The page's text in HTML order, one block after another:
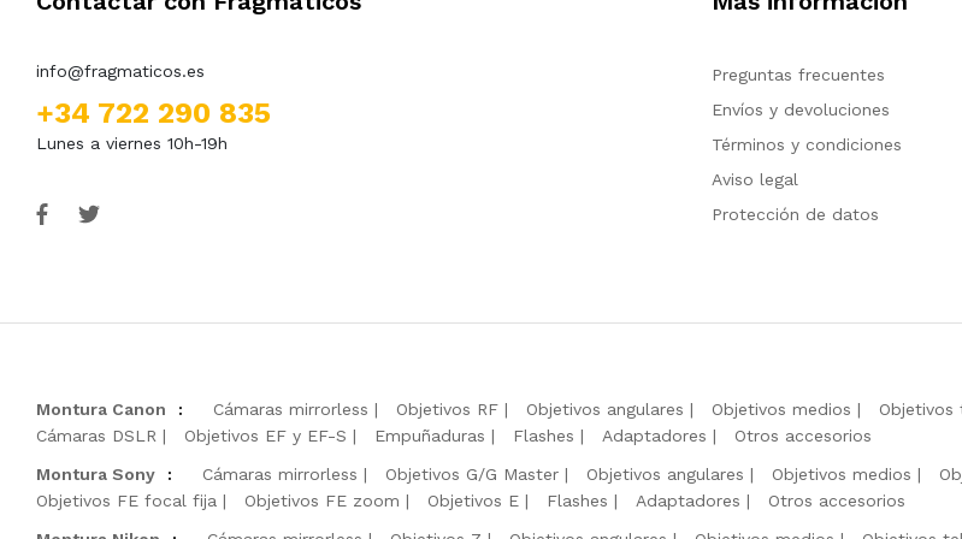
info@fragmaticos.es
+34 722 290 835
Lunes a viernes 10h-19h
Preguntas frecuentes
Envíos y devoluciones
Términos y condiciones
Aviso legal
Protección de datos
Montura Canon : Cámaras mirrorless Objetivos RF Objetivos angulares Objetivos medios Objetivos
Cámaras DSLR
Objetivos EF y EF-S Empuñaduras Flashes Adaptadores
Otros accesorios
Montura Sony
: Cámaras mirrorless Objetivos G/G Master Objetivos angulares Objetivos medios
Objetivos FE focal fija
Objetivos FE zoom Objetivos E Flashes Adaptadores
Otros accesorios